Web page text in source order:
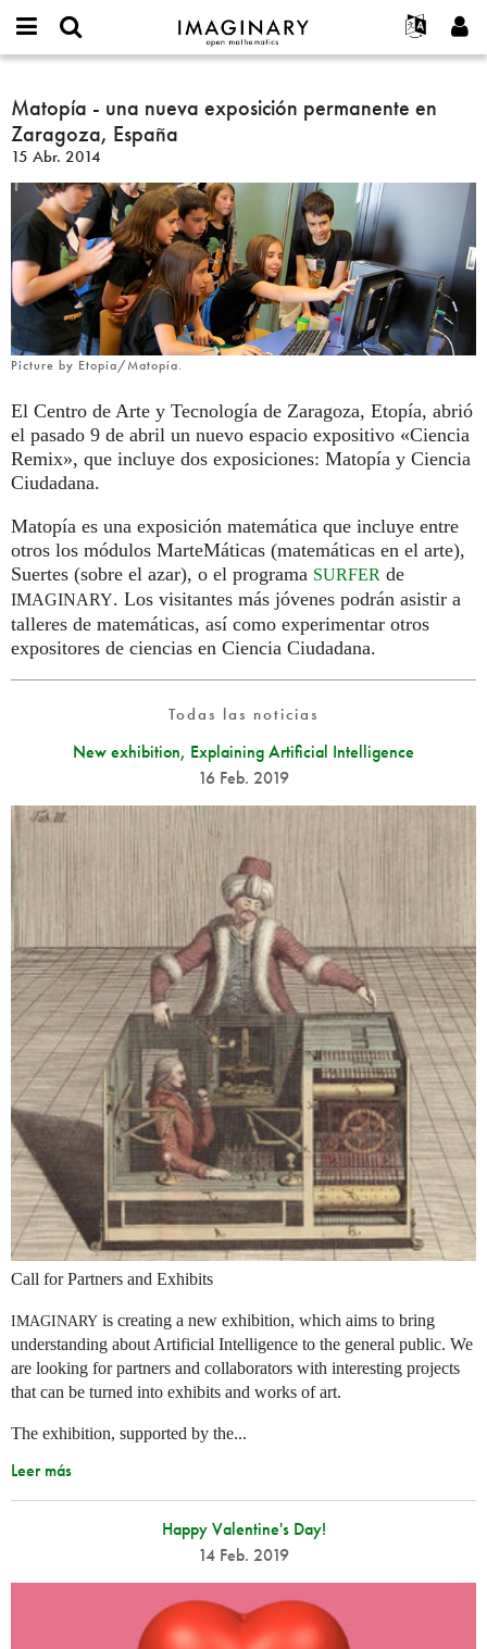
IMAGINARY
open
Français
Español
Türkçe
Programas
Películas
Textos
Exposiciones
Más...
Proyectos
or
username
*
Contraseña
*
Crear nueva cuenta
Solicitar una nueva contraseña
Buscar
Matopía
-
una
nueva
exposición
permanente
en
Zaragoza,
España
Matopía - una nueva exposición permanente en
Zaragoza, España
15 Abr. 2014
Picture by Etopía/Matopía.
El Centro de Arte y Tecnología de Zaragoza, Etopía, abrió
el pasado 9 de abril un nuevo espacio expositivo «Ciencia
Remix», que incluye dos exposiciones: Matopía y Ciencia
Ciudadana.
Matopía es una exposición matemática que incluye entre
otros los módulos MarteMáticas (matemáticas en el arte),
Suertes (sobre el azar), o el programa SURFER de
IMAGINARY. Los visitantes más jóvenes podrán asistir a
talleres de matemáticas, así como experimentar otros
expositores de ciencias en Ciencia Ciudadana.
Todas las noticias
New exhibition, Explaining Artificial Intelligence
16 Feb. 2019
Call for Partners and Exhibits
IMAGINARY is creating a new exhibition, which aims to bring
understanding about Artificial Intelligence to the general public. We
are looking for partners and collaborators with interesting projects
that can be turned into exhibits and works of art.
The exhibition, supported by the...
Leer más
Happy Valentine's Day!
14 Feb. 2019